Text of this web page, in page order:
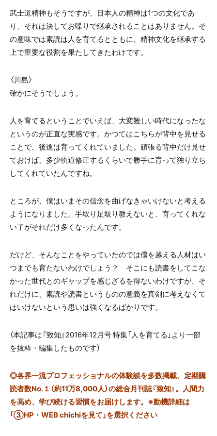
武士道精神もそうですが、日本人の精神は1つの文化であ
り、それは決してお喋りで継承されることはありません。そ
の意味では素読は人を育てるとともに、精神文化を継承する
上で重要な役割を果たしてきたわけです。
〈川島〉
確かにそうでしょう。
人を育てるということでいえば、大変難しい時代になったな
というのが正直な実感です。かつてはこちらが背中を見せる
ことで、後進は育ってくれていました。頑張る背中だけ見せ
ておけば、多少軌道修正するくらいで勝手に育って独り立ち
してくれていたんですね。
ところが、僕はいまその信念を曲げなきゃいけないと考える
ようになりました。手取り足取り教えないと、育ってくれな
い子がそれだけ多くなったんです。
だけど、そんなことをやっていたのでは僕を越える人材はい
つまでも育たないわけでしょう？ そこにも読書をしてこな
かった世代とのギャップを感じざるを得ないわけですが、そ
れだけに、素読や読書というものの意義を真剣に考えなくて
はいけないという思いは強くなるばかりです。
（本記事は『致知』2016年12月号 特集「人を育てる」より一部
を抜粋・編集したものです）
◎各界一流プロフェッショナルの体験談を多数掲載、定期購
読者数No.１（約11万8,000人）の総合月刊誌『致知』。人間力
を高め、学び続ける習慣をお届けします。※動機詳細は
「③HP・WEB chichiを見て」を選択ください